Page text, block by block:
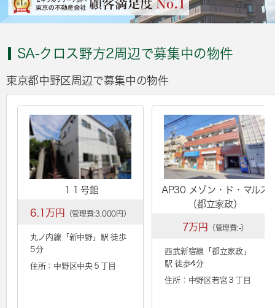
SA-クロス野方2周辺で募集中の物件
東京都中野区周辺で募集中の物件
１１号館
6.1万円 （管理費:3,000円）
丸ノ内線「 新中野」駅 徒歩
5分
住所：中野区中央５丁目
AP30 メゾン・ド・マルス
（都立家政）
7万円 （管理費:-）
西武新宿線「 都立家政」
駅 徒歩4分
住所：中野区若宮３丁目